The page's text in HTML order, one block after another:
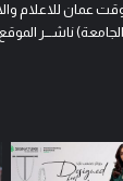
عمان للاعلام
ناشـــر